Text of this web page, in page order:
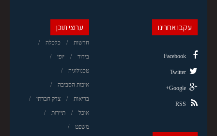
ערוצי תוכן
חדשות כלכלה
בידור יופי
טכנולוגיה
איכות הסביבה
בריאות צדק חברתי
אוכל תיירות
משפט
עקבו אחרינו
Facebook
Twitter
Google+
RSS